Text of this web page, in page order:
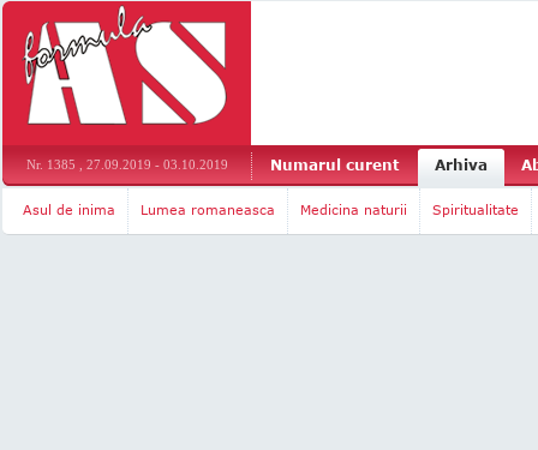
Nr. 1385 , 27.09.2019 - 03.10.2019 Numarul curent Arhiva
Asul de inima Lumea romaneasca Medicina naturii Spiritualitate